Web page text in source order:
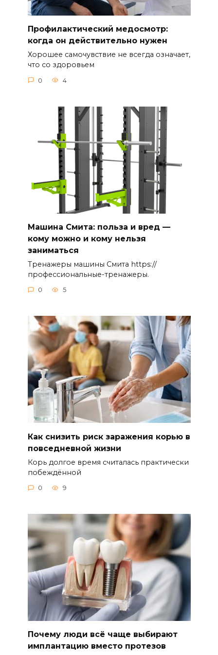
Профилактический медосмотр:
когда он действительно нужен
Хорошее самочувствие не всегда означает,
что со здоровьем
0 4
Машина Смита: польза и вред —
кому можно и кому нельзя
заниматься
Тренажеры машины Смита https://
профессиональные-тренажеры.
0 5
Как снизить риск заражения корью в
повседневной жизни
Корь долгое время считалась практически
побеждённой
0 9
Почему люди всё чаще выбирают
имплантацию вместо протезов